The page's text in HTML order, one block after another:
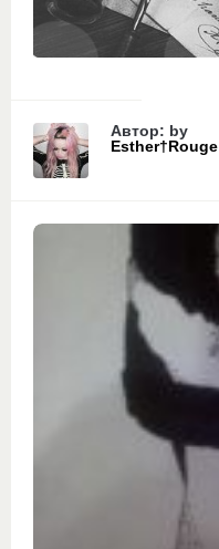
Автор: by
Esther†Rouge